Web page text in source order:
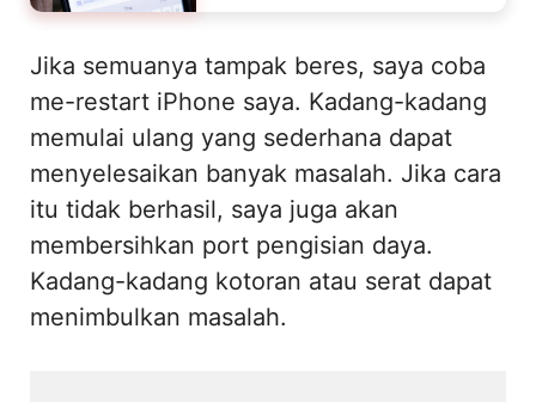
Jika semuanya tampak beres, saya coba
me-restart iPhone saya. Kadang-kadang
memulai ulang yang sederhana dapat
menyelesaikan banyak masalah. Jika cara
itu tidak berhasil, saya juga akan
membersihkan port pengisian daya.
Kadang-kadang kotoran atau serat dapat
menimbulkan masalah.